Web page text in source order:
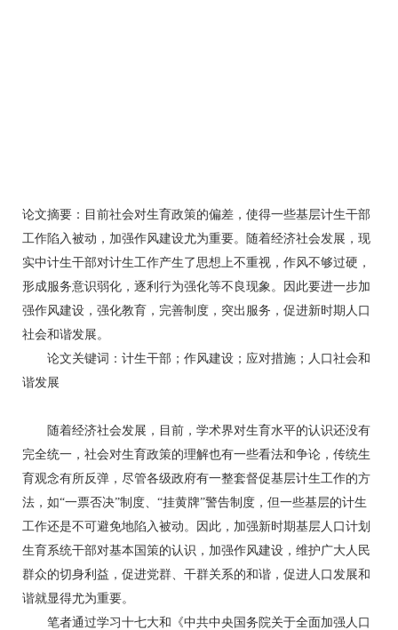
论文摘要：目前社会对生育政策的偏差，使得一些基层计生干部
工作陷入被动，加强作风建设尤为重要。随着经济社会发展，现
实中计生干部对计生工作产生了思想上不重视，作风不够过硬，
形成服务意识弱化，逐利行为强化等不良现象。因此要进一步加
强作风建设，强化教育，完善制度，突出服务，促进新时期人口
社会和谐发展。
论文关键词：计生干部；作风建设；应对措施；人口社会和
谐发展
随着经济社会发展，目前，学术界对生育水平的认识还没有
完全统一，社会对生育政策的理解也有一些看法和争论，传统生
育观念有所反弹，尽管各级政府有一整套督促基层计生工作的方
法，如“一票否决”制度、“挂黄牌”警告制度，但一些基层的计生
工作还是不可避免地陷入被动。因此，加强新时期基层人口计划
生育系统干部对基本国策的认识，加强作风建设，维护广大人民
群众的切身利益，促进党群、干群关系的和谐，促进人口发展和
谐就显得尤为重要。
笔者通过学习十七大和《中共中央国务院关于全面加强人口